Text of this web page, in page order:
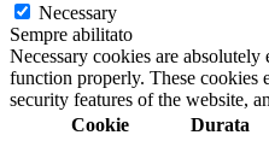
Necessary
Sempre abilitato
Necessary cookies are
function properly. These cookies
security features of the website,
Cookie
Durata